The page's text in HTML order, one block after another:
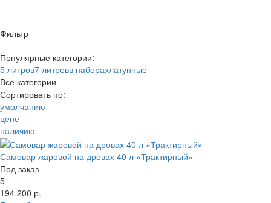
Фильтр
Популярные категории:
5 литров7 литровв наборахлатунные
Все категории
Цена
—
Материал
Производитель
Объем
Цвет
Наличие
Выбрано:
2.5 литра
4-5 литров
45-70 литров
Круглые
Банка
Рюмка
Сортировать по:
умолчанию
цене
наличию
Самовар жаровой на дровах 40 л «Трактирный»
Под заказ
5
194 200 р.